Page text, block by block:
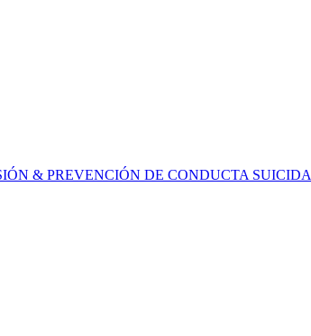
& PREVENCIÓN DE CONDUCTA SUICIDA